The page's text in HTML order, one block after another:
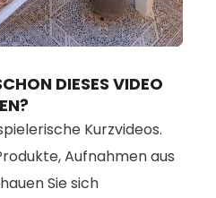
Loaded:
100.00%
DIESES VIDEO
Kurzvideos.
Aufnahmen aus
Sie sich